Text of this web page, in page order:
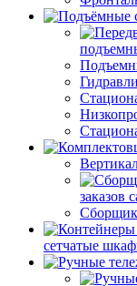
заказов
сетчатые